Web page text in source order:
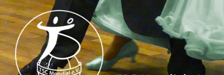
Zum
Inhalt
springen